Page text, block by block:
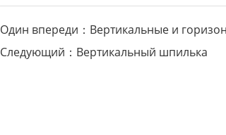
Один впереди：Вертикальные и
Следующий：Вертикальный шпилька